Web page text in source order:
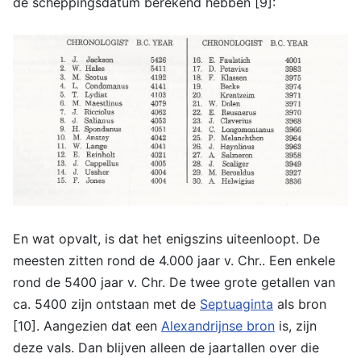
En wat opvalt, is dat het enigszins uiteenloopt. De
meesten zitten rond de 4.000 jaar v. Chr.. Een enkele
rond de 5400 jaar v. Chr. De twee grote getallen van
ca. 5400 zijn ontstaan met de Septuaginta als bron
[10]. Aangezien dat een Alexandrijnse bron is, zijn
deze vals. Dan blijven alleen de jaartallen over die